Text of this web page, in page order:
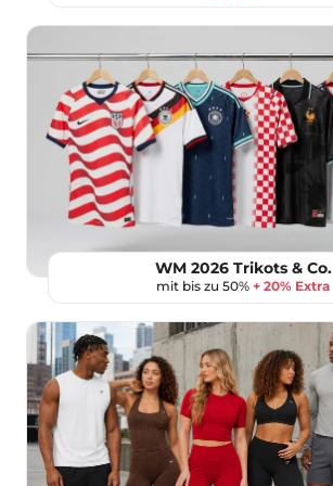
WM 2026 Trikots & Co.
mit bis zu 50% + 20% Extra